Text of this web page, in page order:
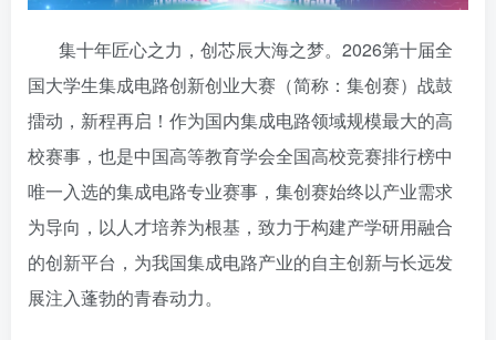
集十年匠心之力，创芯辰大海之梦。2026第十届全
国大学生集成电路创新创业大赛（简称：集创赛）战鼓
擂动，新程再启！作为国内集成电路领域规模最大的高
校赛事，也是中国高等教育学会全国高校竞赛排行榜中
唯一入选的集成电路专业赛事，集创赛始终以产业需求
为导向，以人才培养为根基，致力于构建产学研用融合
的创新平台，为我国集成电路产业的自主创新与长远发
展注入蓬勃的青春动力。